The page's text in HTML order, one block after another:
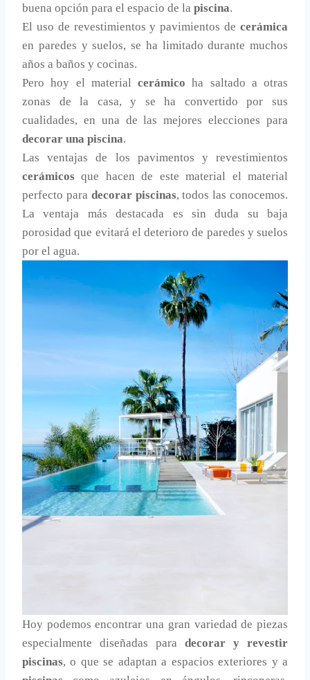
buena opción para el espacio de la piscina.
El uso de revestimientos y pavimientos de cerámica
en paredes y suelos, se ha limitado durante muchos
años a baños y cocinas.
Pero hoy el material cerámico ha saltado a otras
zonas de la casa, y se ha convertido por sus
cualidades, en una de las mejores elecciones para
decorar una piscina.
Las ventajas de los pavimentos y revestimientos
cerámicos que hacen de este material el material
perfecto para decorar piscinas, todos las conocemos.
La ventaja más destacada es sin duda su baja
porosidad que evitará el deterioro de paredes y suelos
por el agua.
Hoy podemos encontrar una gran variedad de piezas
especialmente diseñadas para decorar y revestir
piscinas, o que se adaptan a espacios exteriores y a